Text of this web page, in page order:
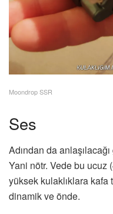
Moondrop SSR
Ses
Adından da
Yani nötr. Vede bu ucuz
yüksek kulaklıklara kafa
dinamik ve önde.